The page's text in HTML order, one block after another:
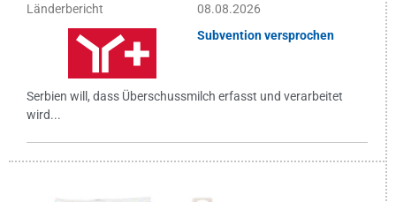
Länderbericht
08.08.2026
Subvention versprochen
Serbien will, dass Überschussmilch erfasst und verarbeitet
wird...